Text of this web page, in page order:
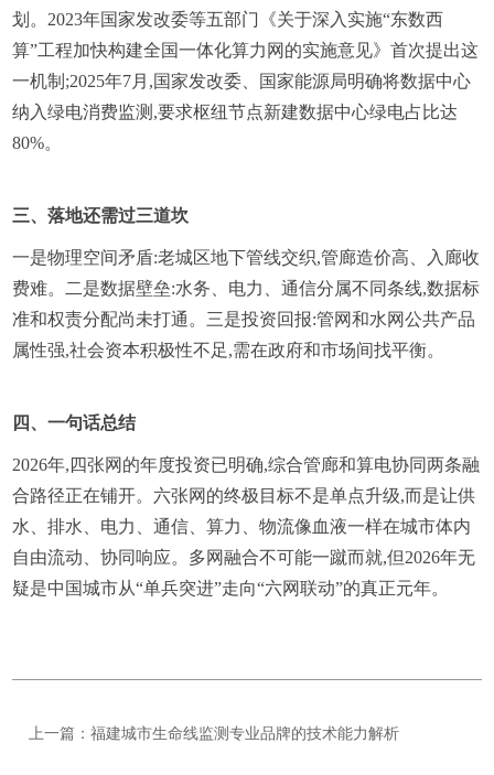
划。2023年国家发改委等五部门《关于深入实施“东数西
算”工程加快构建全国一体化算力网的实施意见》首次提出这
一机制;2025年7月,国家发改委、国家能源局明确将数据中心
纳入绿电消费监测,要求枢纽节点新建数据中心绿电占比达
80%。
三、落地还需过三道坎
一是物理空间矛盾:老城区地下管线交织,管廊造价高、入廊收
费难。二是数据壁垒:水务、电力、通信分属不同条线,数据标
准和权责分配尚未打通。三是投资回报:管网和水网公共产品
属性强,社会资本积极性不足,需在政府和市场间找平衡。
四、一句话总结
2026年,四张网的年度投资已明确,综合管廊和算电协同两条融
合路径正在铺开。六张网的终极目标不是单点升级,而是让供
水、排水、电力、通信、算力、物流像血液一样在城市体内
自由流动、协同响应。多网融合不可能一蹴而就,但2026年无
疑是中国城市从“单兵突进”走向“六网联动”的真正元年。
上一篇：福建城市生命线监测专业品牌的技术能力解析